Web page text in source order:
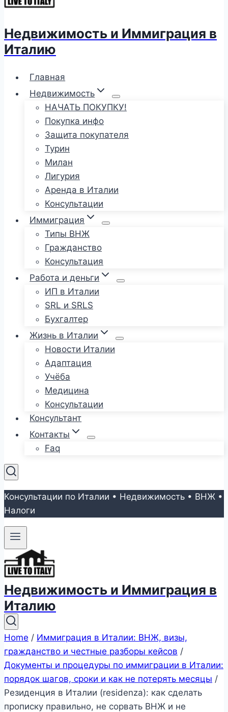
Недвижимость и Иммиграция в
Италию
Главная
Недвижимость
НАЧАТЬ ПОКУПКУ!
Покупка инфо
Защита покупателя
Турин
Милан
Лигурия
Аренда в Италии
Консультации
Иммиграция
Типы ВНЖ
Гражданство
Консультация
Работа и деньги
ИП в Италии
SRL и SRLS
Бухгалтер
Жизнь в Италии
Новости Италии
Адаптация
Учёба
Медицина
Консультации
Консультант
Контакты
Faq
Консультации по Италии • Недвижимость • ВНЖ •
Налоги
Недвижимость и Иммиграция в
Италию
Home / Иммиграция в Италии: ВНЖ, визы,
гражданство и честные разборы кейсов /
Документы и процедуры по иммиграции в Италии:
порядок шагов, сроки и как не потерять месяцы /
Резиденция в Италии (residenza): как сделать
прописку правильно, не сорвать ВНЖ и не